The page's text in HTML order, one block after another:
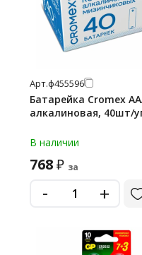
Арт.ф455596
Батарейка Cromex
алкалиновая, 40шт/
В наличии
768₽ за
- +